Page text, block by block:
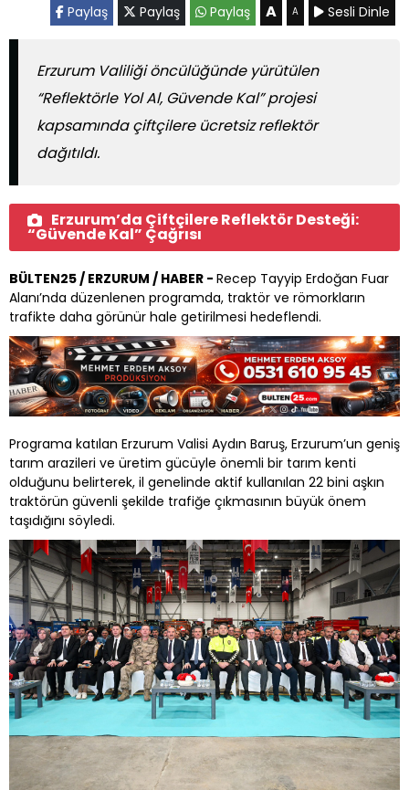
Paylaş Paylaş Paylaş A A Sesli Dinle
Erzurum Valiliği öncülüğünde yürütülen
“Reflektörle Yol Al, Güvende Kal” projesi
kapsamında çiftçilere ücretsiz reflektör
dağıtıldı.
Erzurum’da Çiftçilere Reflektör Desteği:
“Güvende Kal” Çağrısı
BÜLTEN25 / ERZURUM / HABER - Recep Tayyip Erdoğan Fuar
Alanı’nda düzenlenen programda, traktör ve römorkların
trafikte daha görünür hale getirilmesi hedeflendi.
Programa katılan Erzurum Valisi Aydın Baruş, Erzurum’un geniş
tarım arazileri ve üretim gücüyle önemli bir tarım kenti
olduğunu belirterek, il genelinde aktif kullanılan 22 bini aşkın
traktörün güvenli şekilde trafiğe çıkmasının büyük önem
taşıdığını söyledi.